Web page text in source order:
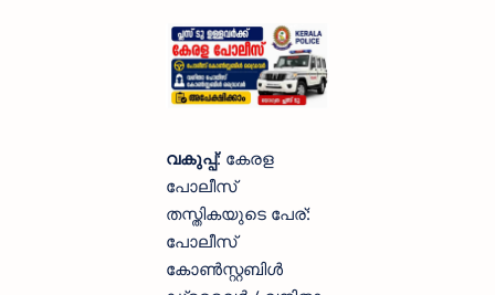
വകുപ്പ്: കേരള
പോലീസ്
തസ്തികയുടെ പേര്:
പോലീസ്
കോൺസ്റ്റബിൾ